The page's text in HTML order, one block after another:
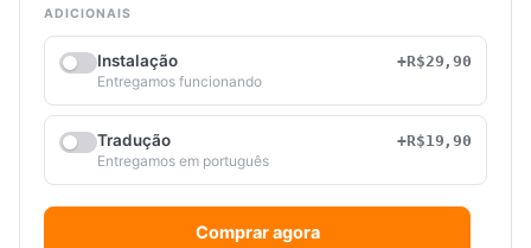
ADICIONAIS
Instalação
+R$29,90
Entregamos funcionando
Tradução
+R$19,90
Entregamos em português
Comprar agora